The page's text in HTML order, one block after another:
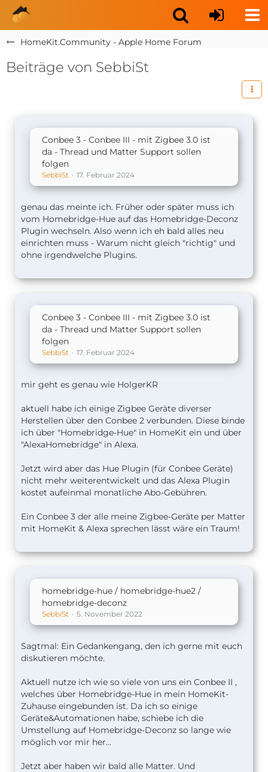
HomeKit.Community - Apple Home Forum
Beiträge von SebbiSt
Conbee 3 - Conbee III - mit Zigbee 3.0 ist
da - Thread und Matter Support sollen
folgen
SebbiSt 17. Februar 2024
genau das meinte ich. Früher oder später muss ich
vom Homebridge-Hue auf das Homebridge-Deconz
Plugin wechseln. Also wenn ich eh bald alles neu
einrichten muss - Warum nicht gleich "richtig" und
ohne irgendwelche Plugins.
Conbee 3 - Conbee III - mit Zigbee 3.0 ist
da - Thread und Matter Support sollen
folgen
SebbiSt 17. Februar 2024
mir geht es genau wie HolgerKR
aktuell habe ich einige Zigbee Geräte diverser
Herstellen über den Conbee 2 verbunden. Diese binde
ich über "Homebridge-Hue" in HomeKit ein und über
"AlexaHomebridge" in Alexa.
Jetzt wird aber das Hue Plugin (für Conbee Geräte)
nicht mehr weiterentwickelt und das Alexa Plugin
kostet aufeinmal monatliche Abo-Gebühren.
Ein Conbee 3 der alle meine Zigbee-Geräte per Matter
mit HomeKit & Alexa sprechen lässt wäre ein Traum!
homebridge-hue / homebridge-hue2 /
homebridge-deconz
SebbiSt 5. November 2022
Sagtmal: Ein Gedankengang, den ich gerne mit euch
diskutieren möchte.
Aktuell nutze ich wie so viele von uns ein Conbee II ,
welches über Homebridge-Hue in mein HomeKit-
Zuhause eingebunden ist. Da ich so einige
Geräte&Automationen habe, schiebe ich die
Umstellung auf Homebridge-Deconz so lange wie
möglich vor mir her...
Jetzt aber haben wir bald alle Matter. Und